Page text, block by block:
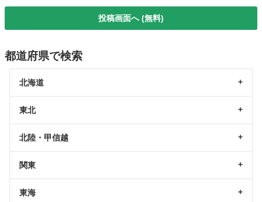
投稿画面へ (無料)
都道府県で検索
北海道
東北
北陸・甲信越
関東
東海